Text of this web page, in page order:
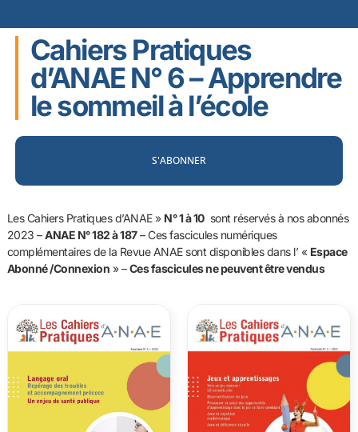
Cahiers Pratiques
d’ANAE N° 6 – Apprendre
le sommeil à l’école
S'ABONNER
Les Cahiers Pratiques d’ANAE » N° 1 à 10sont réservés à nos abonnés
2023 –ANAE N° 182 à 187–Ces fascicules numériques
complémentaires de la Revue ANAE sont disponibles dans l’ « Espace
Abonné /Connexion » –Ces fascicules ne peuvent être vendus